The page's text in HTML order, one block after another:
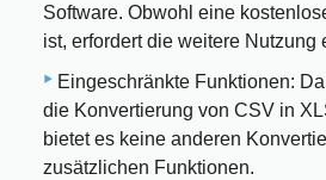
Software. Obwohl eine
ist, erfordert die weitere Nutzung
Eingeschränkte Funktionen:
die Konvertierung von CSV in
bietet es keine anderen
zusätzlichen Funktionen.